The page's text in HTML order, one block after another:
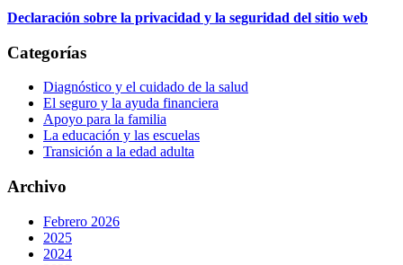
Declaración sobre la privacidad y la seguridad del sitio web
Categorías
Diagnóstico y el cuidado de la salud
El seguro y la ayuda financiera
Apoyo para la familia
La educación y las escuelas
Transición a la edad adulta
Archivo
Febrero 2026
2025
2024